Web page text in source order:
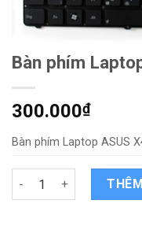
Bàn phím
300.000₫
Bàn phím Laptop ASUS
Bàn phím Laptop ASUS